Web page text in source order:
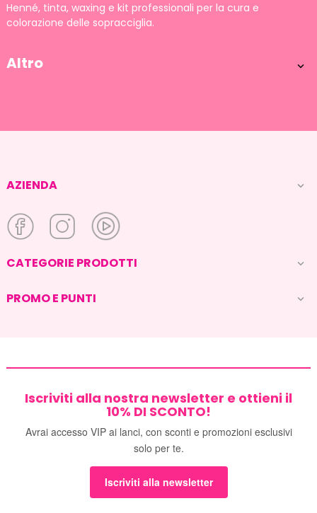
Henné, tinta, waxing e kit professionali per la cura e
colorazione delle sopracciglia.
Altro 
AZIENDA 
CATEGORIE PRODOTTI 
PROMO E PUNTI 
Iscriviti alla nostra newsletter e ottieni il
10% DI SCONTO!
Avrai accesso VIP ai lanci, con sconti e promozioni esclusivi
solo per te.
Iscriviti alla newsletter